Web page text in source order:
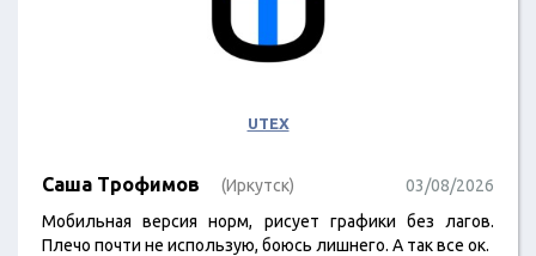
UTEX
Саша Трофимов (Иркутск)
03/08/2026
Мобильная версия норм, рисует графики без лагов.
Плечо почти не использую, боюсь лишнего. А так все ок.